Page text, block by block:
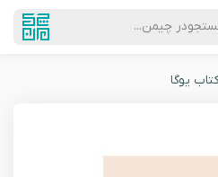
چیمن...
یوگا